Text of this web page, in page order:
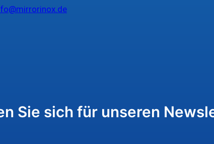
Sie sich für unseren